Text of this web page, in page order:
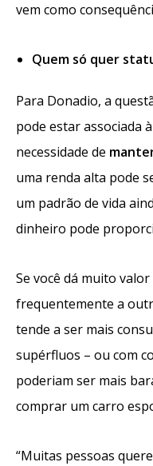
vem como
Quem só quer
Para Donadio, a
pode estar associada
necessidade de
uma renda alta pode
um padrão de vida
dinheiro pode
Se você dá muito
frequentemente a
tende a ser mais
supérfluos – ou com
poderiam ser mais
comprar um carro
“Muitas pessoas